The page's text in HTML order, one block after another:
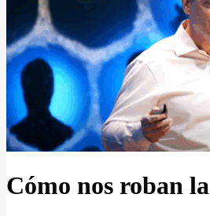
Cómo nos roban